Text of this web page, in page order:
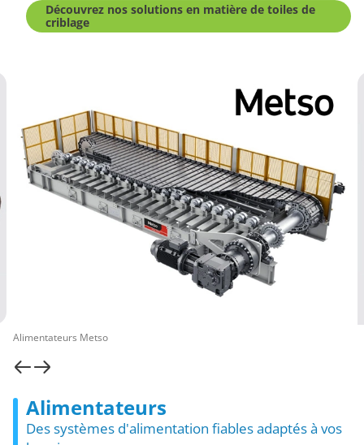
Découvrez nos solutions en matière de toiles de
criblage
Alimentateurs
Des systèmes d'alimentation fiables adaptés à vos
Alimentateurs Metso